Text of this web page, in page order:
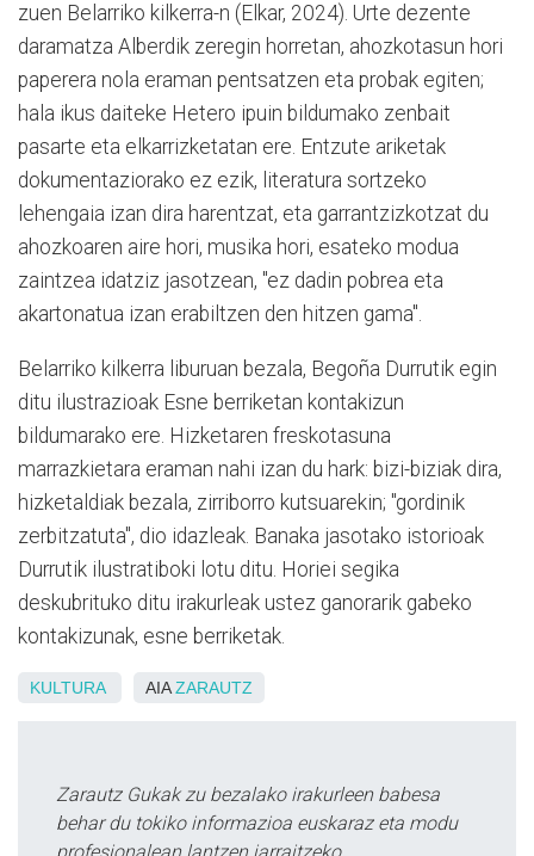
zuen Belarriko kilkerra-n (Elkar, 2024). Urte dezente
daramatza Alberdik zeregin horretan, ahozkotasun hori
paperera nola eraman pentsatzen eta probak egiten;
hala ikus daiteke Hetero ipuin bildumako zenbait
pasarte eta elkarrizketatan ere. Entzute ariketak
dokumentaziorako ez ezik, literatura sortzeko
lehengaia izan dira harentzat, eta garrantzizkotzat du
ahozkoaren aire hori, musika hori, esateko modua
zaintzea idatziz jasotzean, "ez dadin pobrea eta
akartonatua izan erabiltzen den hitzen gama".
Belarriko kilkerra liburuan bezala, Begoña Durrutik egin
ditu ilustrazioak Esne berriketan kontakizun
bildumarako ere. Hizketaren freskotasuna
marrazkietara eraman nahi izan du hark: bizi-biziak dira,
hizketaldiak bezala, zirriborro kutsuarekin; "gordinik
zerbitzatuta", dio idazleak. Banaka jasotako istorioak
Durrutik ilustratiboki lotu ditu. Horiei segika
deskubrituko ditu irakurleak ustez ganorarik gabeko
kontakizunak, esne berriketak.
KULTURA AIAZARAUTZ
Zarautz Gukak zu bezalako irakurleen babesa
behar du tokiko informazioa euskaraz eta modu